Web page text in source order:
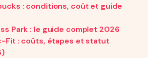
: conditions, coût et guide
Park : le guide complet 2026
Fit : coûts, étapes et statut